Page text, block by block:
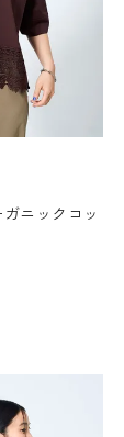
ニックコッ